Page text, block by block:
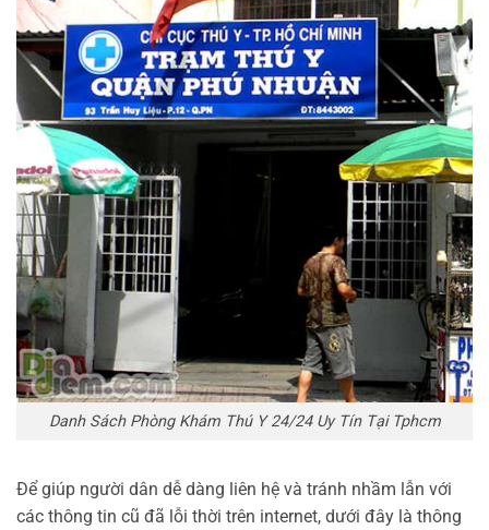
Danh Sách Phòng Khám Thú Y 24/24 Uy Tín Tại Tphcm
Để giúp người dân dễ dàng liên hệ và tránh nhầm lẫn với
các thông tin cũ đã lỗi thời trên internet, dưới đây là thông